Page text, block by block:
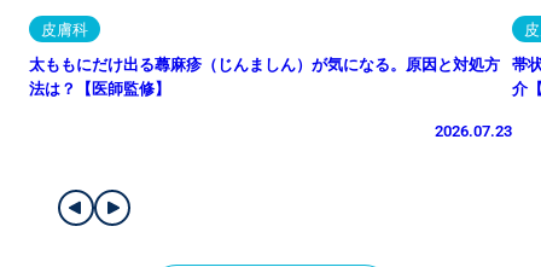
皮膚科
太ももにだけ出る蕁麻疹（じんましん）が気になる。原因と対処方
法は？【医師監修】
2026.07.23
帯
介